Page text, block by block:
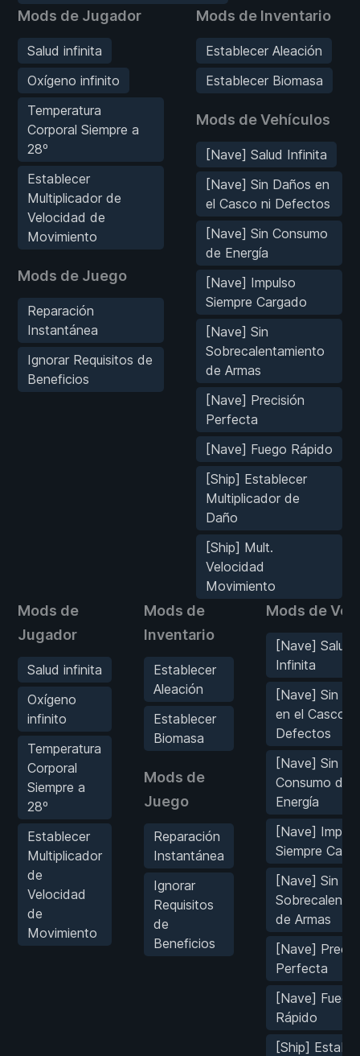
Mods de Jugador
Salud infinita
Oxígeno infinito
Temperatura
Corporal Siempre a
28º
Establecer
Multiplicador de
Velocidad de
Movimiento
Mods de Juego
Reparación
Instantánea
Ignorar Requisitos de
Beneficios
Mods de Inventario
Establecer Aleación
Establecer Biomasa
Mods de Vehículos
[Nave] Salud Infinita
[Nave] Sin Daños en
el Casco ni Defectos
[Nave] Sin Consumo
de Energía
[Nave] Impulso
Siempre Cargado
[Nave] Sin
Sobrecalentamiento
de Armas
[Nave] Precisión
Perfecta
[Nave] Fuego Rápido
[Ship] Establecer
Multiplicador de
Daño
[Ship] Mult.
Velocidad
Movimiento
Mods de
Jugador
Salud infinita
Oxígeno
infinito
Temperatura
Corporal
Siempre a
28º
Establecer
Multiplicador
de
Velocidad
de
Movimiento
Mods de
Inventario
Establecer
Aleación
Establecer
Biomasa
Mods de
Juego
Reparación
Instantánea
Ignorar
Requisitos
de
Beneficios
Mods de
[Nave] Salud
Infinita
[Nave] Sin
en el Casco ni
Defectos
[Nave] Sin
Consumo de
Energía
[Nave]
Siempre
[Nave] Sin
de Armas
[Nave]
Perfecta
[Nave] Fuego
Rápido
[Ship]